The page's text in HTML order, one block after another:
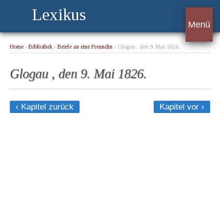
Lexikus
Menü
Home › Bibliothek › Briefe an eine Freundin › Glogau , den 9. Mai 1826.
Glogau , den 9. Mai 1826.
‹ Kapitel zurück Kapitel vor ›